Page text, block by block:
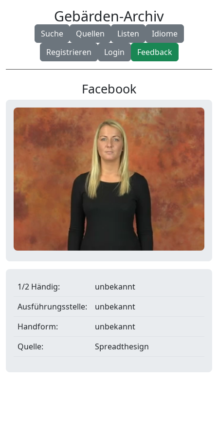
Gebärden-Archiv
Suche Quellen Listen
Idiome
Registrieren
Login Feedback
Facebook
1/2 Händig:
unbekannt
Ausführungsstelle:
unbekannt
Handform:
unbekannt
Quelle:
Spreadthesign